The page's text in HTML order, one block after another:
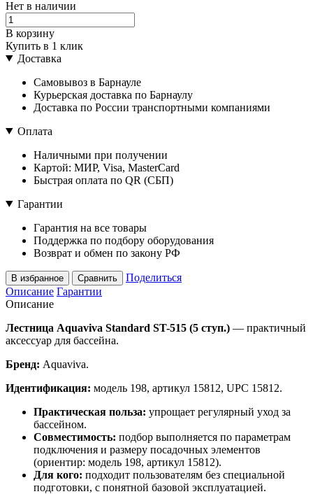
Нет в наличии
В корзину
Купить в 1 клик
Доставка
Самовывоз в Барнауле
Курьерская доставка по Барнаулу
Доставка по России транспортными компаниями
Оплата
Наличными при получении
Картой: МИР, Visa, MasterCard
Быстрая оплата по QR (СБП)
Гарантии
Гарантия на все товары
Поддержка по подбору оборудования
Возврат и обмен по закону РФ
В избранное Сравнить
Поделиться
Описание Гарантии
Описание
Лестница Aquaviva Standard ST-515 (5 ступ.) — практичный
аксессуар для бассейна.
Бренд: Aquaviva.
Идентификация: модель 198, артикул 15812, UPC 15812.
Практическая польза: упрощает регулярный уход за
бассейном.
Совместимость: подбор выполняется по параметрам
подключения и размеру посадочных элементов
(ориентир: модель 198, артикул 15812).
Для кого: подходит пользователям без специальной
подготовки, с понятной базовой эксплуатацией.